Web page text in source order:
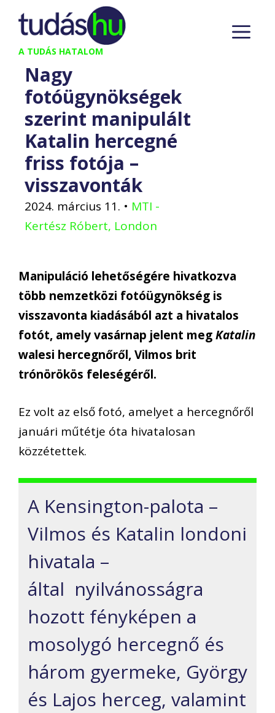
Kilépés
tartalomba
A TUDÁS HATALOM
Nagy
fotóügynökségek
szerint manipulált
Katalin hercegné
friss fotója –
visszavonták
2024. március 11. • MTI -
Kertész Róbert, London
Manipuláció lehetőségére hivatkozva
több nemzetközi fotóügynökség is
visszavonta kiadásából azt a hivatalos
fotót, amely vasárnap jelent megKatalin
walesi hercegnőről, Vilmos brit
trónörökös feleségéről.
Ez volt az első fotó, amelyet a hercegnőről
januári műtétje óta hivatalosan
közzétettek.
A Kensington-palota –
Vilmos és Katalin londoni
hivatala –
által nyilvánosságra
hozott fényképen a
mosolygó hercegnő és
három gyermeke, György
és Lajos herceg, valamint